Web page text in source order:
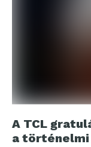
A TCL
a történelmi